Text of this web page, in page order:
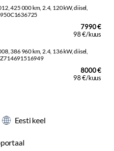
7990 €
98 €/kuus
8000 €
98 €/kuus
Eesti keel